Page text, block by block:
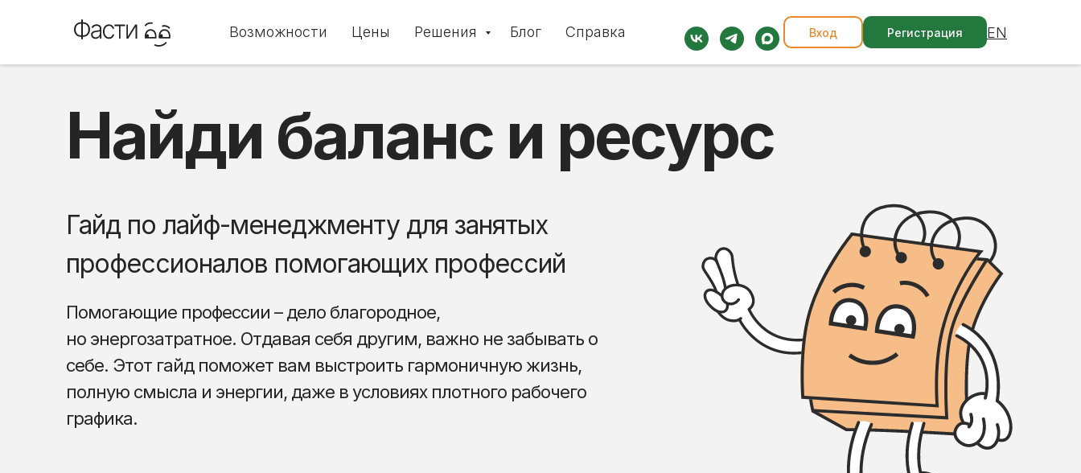
Возможности Цены Решения Блог Справка Вход Регистрация EN
Найди баланс и ресурс
Гайд по лайф-менеджменту для занятых
профессионалов помогающих профессий
Помогающие профессии – дело благородное,
но энергозатратное. Отдавая себя другим, важно не забывать о
себе. Этот гайд поможет вам выстроить гармоничную жизнь,
полную смысла и энергии, даже в условиях плотного рабочего
графика.